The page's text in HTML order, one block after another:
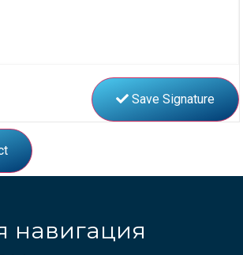
Save Signature
навигация